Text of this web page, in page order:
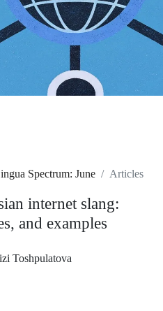
Spectrum: June
Articles
internet slang:
and examples
Toshpulatova